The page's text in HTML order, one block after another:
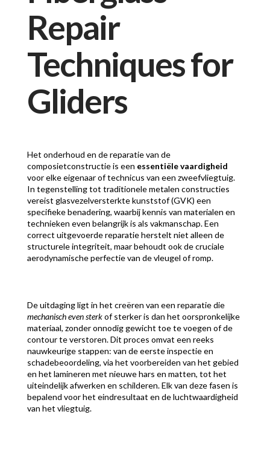
Repair
Techniques for
Gliders
Het onderhoud en de reparatie van de
composietconstructie is een essentiële vaardigheid
voor elke eigenaar of technicus van een zweefvliegtuig.
In tegenstelling tot traditionele metalen constructies
vereist glasvezelversterkte kunststof (GVK) een
specifieke benadering, waarbij kennis van materialen en
technieken even belangrijk is als vakmanschap. Een
correct uitgevoerde reparatie herstelt niet alleen de
structurele integriteit, maar behoudt ook de cruciale
aerodynamische perfectie van de vleugel of romp.
De uitdaging ligt in het creëren van een reparatie die
mechanisch even sterkof sterker is dan het oorspronkelijke
materiaal, zonder onnodig gewicht toe te voegen of de
contour te verstoren. Dit proces omvat een reeks
nauwkeurige stappen: van de eerste inspectie en
schadebeoordeling, via het voorbereiden van het gebied
en het lamineren met nieuwe hars en matten, tot het
uiteindelijk afwerken en schilderen. Elk van deze fasen is
bepalend voor het eindresultaat en de luchtwaardigheid
van het vliegtuig.